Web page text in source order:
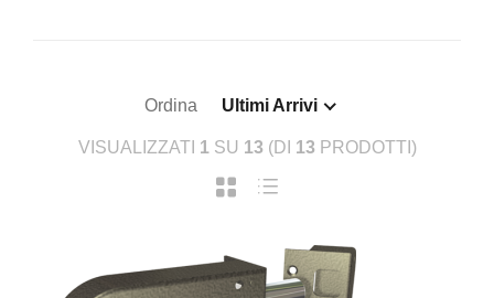
Ordina Ultimi Arrivi
VISUALIZZATI 1 SU 13 (DI 13 PRODOTTI)